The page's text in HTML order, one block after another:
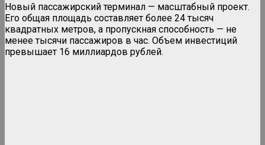
Новый пассажирский терминал — масштабный проект.
Его общая площадь составляет более 24 тысяч
квадратных метров, а пропускная способность — не
менее тысячи пассажиров в час. Объем инвестиций
превышает 16 миллиардов рублей.